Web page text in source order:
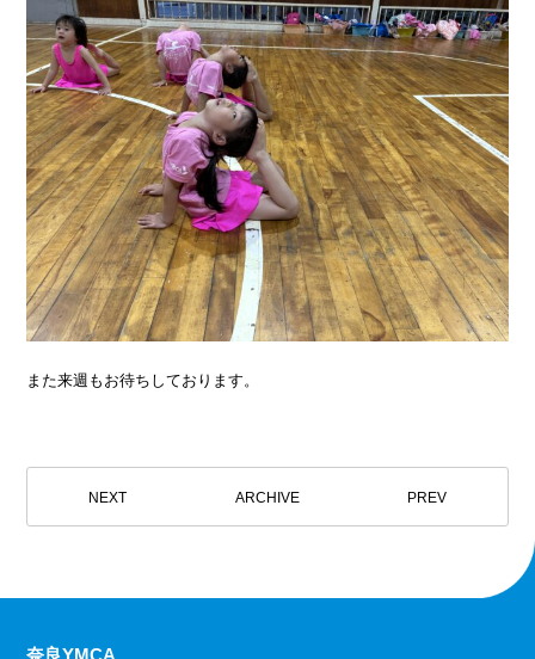
また来週もお待ちしております。
NEXT ARCHIVE PREV
奈良YMCA